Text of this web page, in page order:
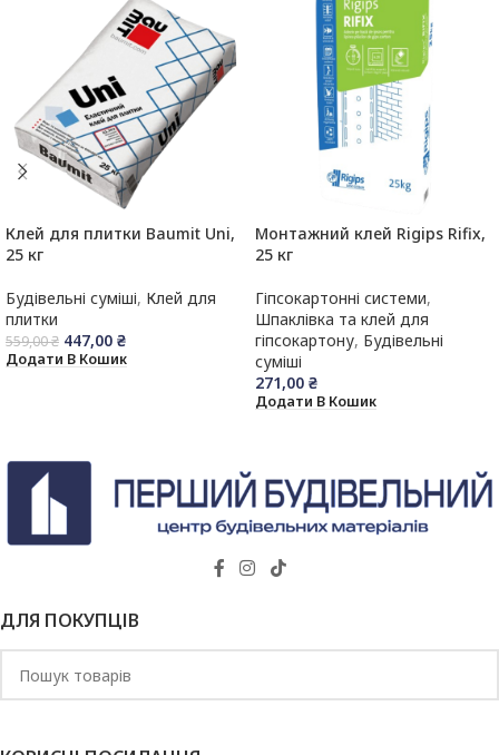
Клей для плитки Baumit Uni,
25 кг
Будівельні суміші, Клей для
плитки
559,00₴ 447,00 ₴
Додати В Кошик
Монтажний клей Rigips Rifix,
25 кг
Гіпсокартонні системи,
Шпаклівка та клей для
гіпсокартону, Будівельні
суміші
271,00 ₴
Додати В Кошик
ДЛЯ ПОКУПЦІВ